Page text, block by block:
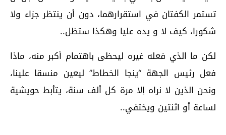
تستمر الكفتان في استقرارهما، دون أن ينتظر جزاء ولا
شكورا، كيف لا و يده عليا وهكذا ستظل..
لكن ما الذي فعله غيره ليحظى باهتمام أكبر منه، ماذا
فعل رئيس الجهة “ينجا الخطاط” ليعين منسقا علينا،
ونحن الذين لا نراه إلا مرة كل ألف سنة، يتأبط حويشية
لساعة أو اثنتين ويختفي..